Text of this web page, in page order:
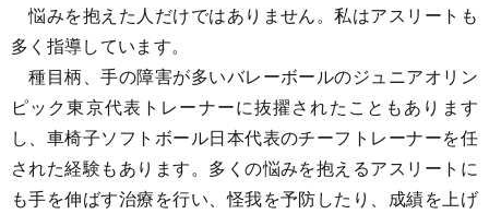
悩みを抱えた人だけではありません。私はアスリートも
多く指導しています。
種目柄、手の障害が多いバレーボールのジュニアオリン
ピック東京代表トレーナーに抜擢されたこともあります
し、車椅子ソフトボール日本代表のチーフトレーナーを任
された経験もあります。多くの悩みを抱えるアスリートに
も手を伸ばす治療を行い、怪我を予防したり、成績を上げ